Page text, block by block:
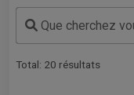
Que cherchez
Total: 20 résultats